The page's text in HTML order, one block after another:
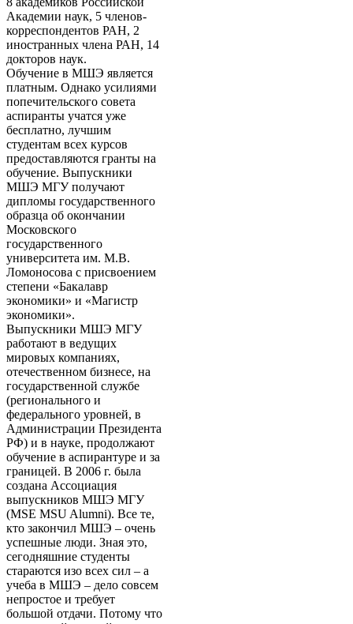
Академии наук, 5 членов-
корреспондентов РАН, 2
иностранных члена РАН, 14
докторов наук.
Обучение в МШЭ является
платным. Однако усилиями
попечительского совета
аспиранты учатся уже
бесплатно, лучшим
студентам всех курсов
предоставляются гранты на
обучение. Выпускники
МШЭ МГУ получают
дипломы государственного
образца об окончании
Московского
государственного
университета им. М.В.
Ломоносова с присвоением
степени «Бакалавр
экономики» и «Магистр
экономики».
Выпускники МШЭ МГУ
работают в ведущих
мировых компаниях,
отечественном бизнесе, на
государственной службе
(регионального и
федерального уровней, в
Администрации Президента
РФ) и в науке, продолжают
обучение в аспирантуре и за
границей. В 2006 г. была
создана Ассоциация
выпускников МШЭ МГУ
(MSE MSU Alumni). Все те,
кто закончил МШЭ – очень
успешные люди. Зная это,
сегодняшние студенты
стараются изо всех сил – а
учеба в МШЭ – дело совсем
непростое и требует
большой отдачи. Потому что